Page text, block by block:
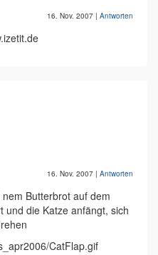
16. Nov. 2007 | Antworten
16. Nov. 2007 | Antworten
Butterbrot auf dem
und die Katze anfängt, sich
CatFlap.gif